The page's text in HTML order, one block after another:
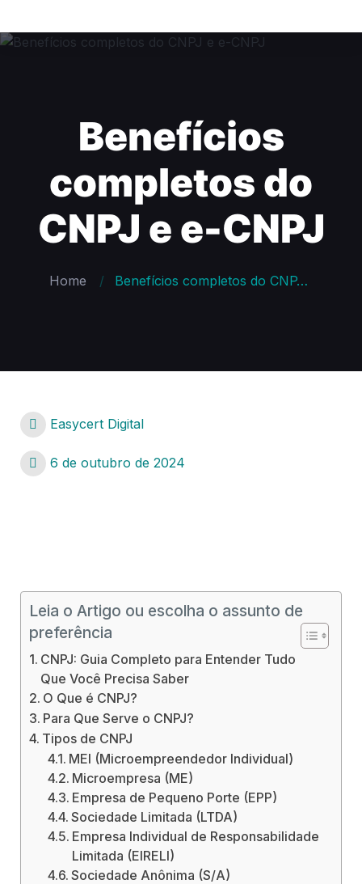
Benefícios
completos do
CNPJ e e-CNPJ
Home Benefícios completos do CNPJ e e-CNPJ
Easycert Digital
6 de outubro de 2024
Leia o Artigo ou escolha o assunto de
preferência
CNPJ: Guia Completo para Entender Tudo
Que Você Precisa Saber
O Que é CNPJ?
Para Que Serve o CNPJ?
Tipos de CNPJ
MEI (Microempreendedor Individual)
Microempresa (ME)
Empresa de Pequeno Porte (EPP)
Sociedade Limitada (LTDA)
Empresa Individual de Responsabilidade
Limitada (EIRELI)
Sociedade Anônima (S/A)